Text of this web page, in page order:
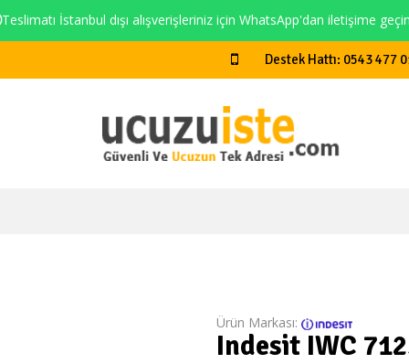
Teslimatı İstanbul dışı alışverişleriniz için WhatsApp'dan iletişime
Destek Hattı: 0543 477
Ürün Markası:
Indesit IWC